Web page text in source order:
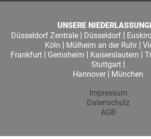
UNSERE
Düsseldorf Zentrale| Düsseldorf|
Köln | Mülheim an der Ruhr|
Frankfurt | Gernsheim | Kaiserslautern |
Stuttgart |
Hannover | München
Impressum
Datenschutz
AGB